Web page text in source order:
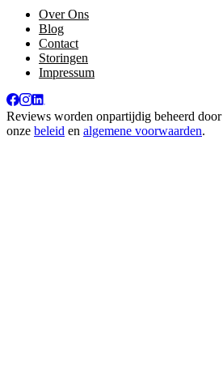
Over Ons
Blog
Contact
Storingen
Impressum
Reviews worden onpartijdig beheerd door
onze beleid en algemene voorwaarden.